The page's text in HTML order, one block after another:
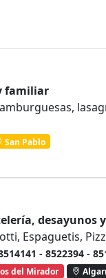
familiar
San Pablo
desayunos
Espaguetis,
- 8522394 -
del Mirador